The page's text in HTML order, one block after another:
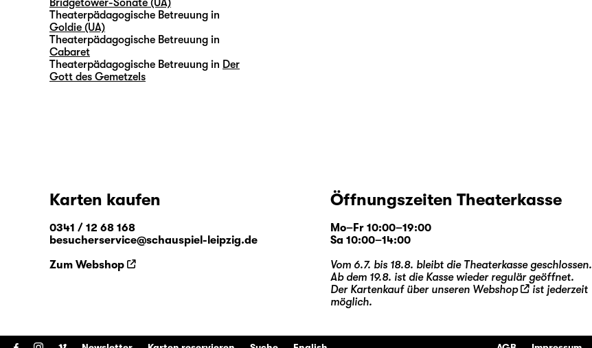
Bridgetower-Sonate (UA)
Theaterpädagogische Betreuung in
Goldie (UA)
Theaterpädagogische Betreuung in
Cabaret
Theaterpädagogische Betreuung in Der
Gott des Gemetzels
Karten kaufen
0341 / 12 68 168
besucherservice@schauspiel-leipzig.de
Zum Webshop
Öffnungszeiten Theaterkasse
Mo–Fr 10:00–19:00
Sa 10:00–14:00
Vom 6.7. bis 18.8. bleibt die Theaterkasse geschlossen.
Ab dem 19.8. ist die Kasse wieder regulär geöffnet.
Der Kartenkauf über unseren Webshop
ist jederzeit
möglich.